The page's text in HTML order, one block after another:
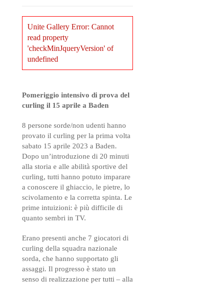
Unite Gallery Error: Cannot
read property
'checkMinJqueryVersion' of
undefined
Pomeriggio intensivo di prova del
curling il 15 aprile a Baden
8 persone sorde/non udenti hanno
provato il curling per la prima volta
sabato 15 aprile 2023 a Baden.
Dopo un’introduzione di 20 minuti
alla storia e alle abilità sportive del
curling, tutti hanno potuto imparare
a conoscere il ghiaccio, le pietre, lo
scivolamento e la corretta spinta. Le
prime intuizioni: è più difficile di
quanto sembri in TV.
Erano presenti anche 7 giocatori di
curling della squadra nazionale
sorda, che hanno supportato gli
assaggi. Il progresso è stato un
senso di realizzazione per tutti – alla